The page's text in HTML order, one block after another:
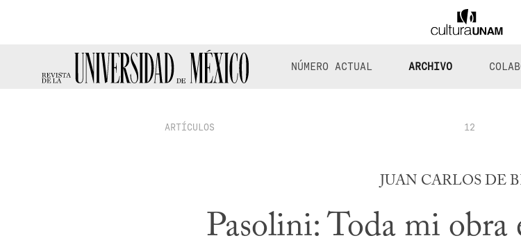
NÚMERO ACTUAL ARCHIVO
ARTÍCULOS 12
JUAN CARLOS DE
Pasolini: Toda mi obra